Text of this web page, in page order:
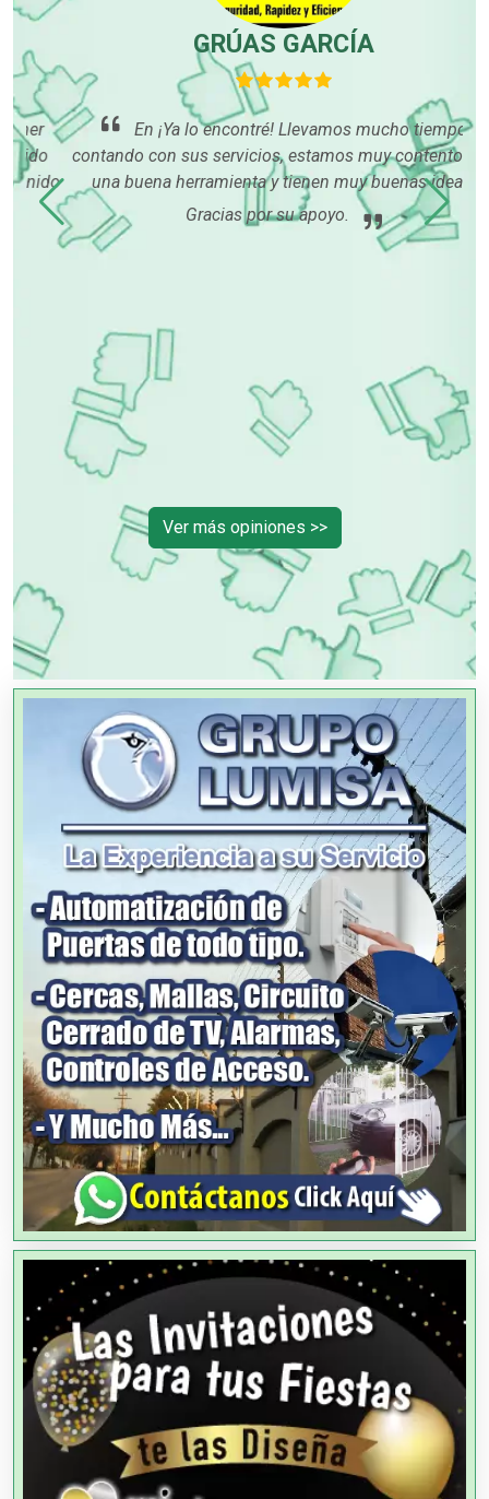
GRÚAS GARCÍA
En ¡Ya lo encontré! Llevamos mucho tiempo
contando con sus servicios, estamos muy contentos, es
una buena herramienta y tienen muy buenas ideas.
Gracias por su apoyo.
Ver más opiniones >>
OTROS NEGOCIOS